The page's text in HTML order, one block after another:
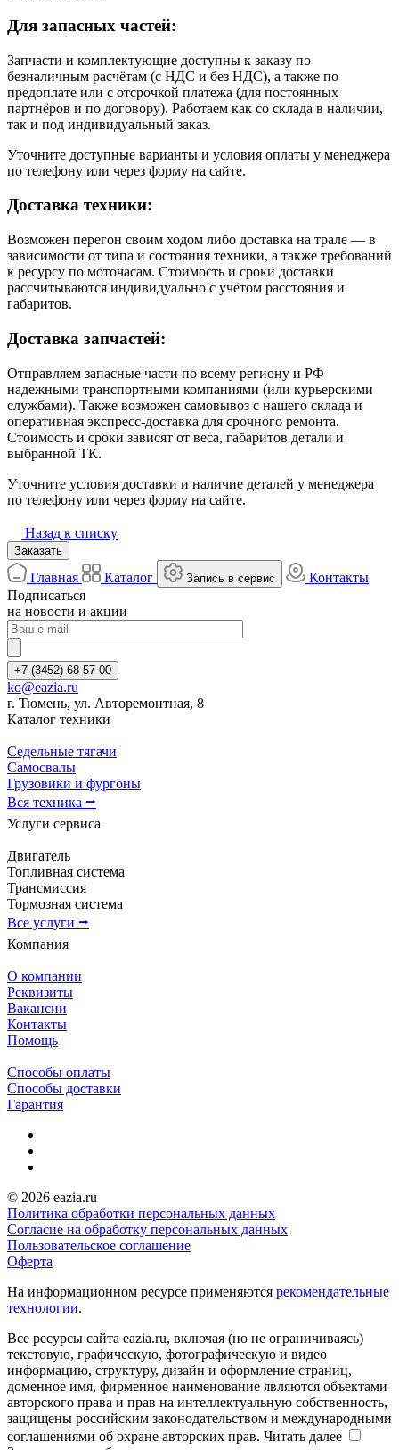
Для запасных частей:
Запчасти и комплектующие доступны к заказу по
безналичным расчётам (с НДС и без НДС), а также по
предоплате или с отсрочкой платежа (для постоянных
партнёров и по договору). Работаем как со склада в наличии,
так и под индивидуальный заказ.
Уточните доступные варианты и условия оплаты у менеджера
по телефону или через форму на сайте.
Доставка техники:
Возможен перегон своим ходом либо доставка на трале — в
зависимости от типа и состояния техники, а также требований
к ресурсу по моточасам. Стоимость и сроки доставки
рассчитываются индивидуально с учётом расстояния и
габаритов.
Доставка запчастей:
Отправляем запасные части по всему региону и РФ
надежными транспортными компаниями (или курьерскими
службами). Также возможен самовывоз с нашего склада и
оперативная экспресс-доставка для срочного ремонта.
Стоимость и сроки зависят от веса, габаритов детали и
выбранной ТК.
Уточните условия доставки и наличие деталей у менеджера
по телефону или через форму на сайте.
Назад к списку
Заказать
Главная Каталог Запись в сервис
Контакты
Подписаться
на новости и акции
+7 (3452) 68-57-00
ko@eazia.ru
г. Тюмень, ул. Авторемонтная, 8
Каталог техники
Седельные тягачи
Самосвалы
Грузовики и фургоны
Вся техника ⭢
Услуги сервиса
Двигатель
Топливная система
Трансмиссия
Тормозная система
Все услуги ⭢
Компания
О компании
Реквизиты
Вакансии
Контакты
Помощь
Способы оплаты
Способы доставки
Гарантия
© 2026 eazia.ru
Политика обработки персональных данных
Согласие на обработку персональных данных
Пользовательское соглашение
Оферта
На информационном ресурсе применяются рекомендательные
технологии.
Все ресурсы сайта eazia.ru, включая (но не ограничиваясь)
текстовую, графическую, фотографическую и видео
информацию, структуру, дизайн и оформление страниц,
доменное имя, фирменное наименование являются объектами
авторского права и прав на интеллектуальную собственность,
защищены российским законодательством и международными
соглашениями об охране авторских прав. Читать далее